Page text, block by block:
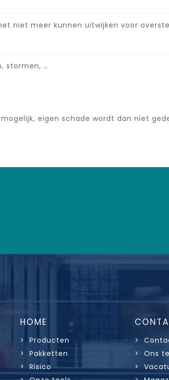
niet meer kunnen uitwijken voor
stormen, …
eigen schade wordt dan niet
HOME
> Producten
> Pakketten
> Risico
>
> Ons
>